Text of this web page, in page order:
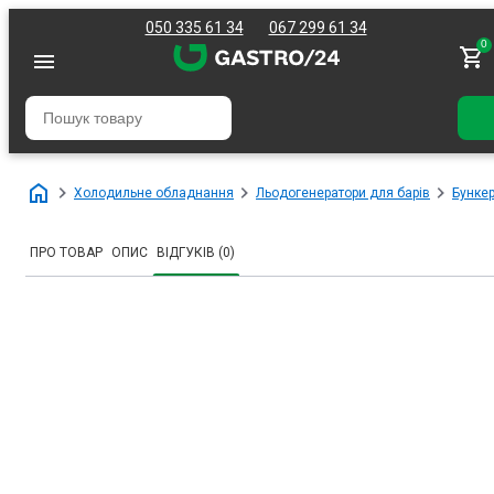
050 335 61 34 067 299 61 34
0
Холодильне обладнання Льодогенератори для барів
ПРО ТОВАР ОПИС ВІДГУКІВ (0)